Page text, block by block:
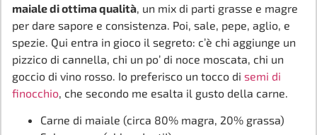
maiale di ottima qualità , un mix di parti grasse e magre
per dare sapore e consistenza. Poi, sale, pepe, aglio, e
spezie. Qui entra in gioco il segreto: c’è chi aggiunge un
pizzico di cannella, chi un po’ di noce moscata, chi un
goccio di vino rosso. Io preferisco un tocco di semi di
finocchio , che secondo me esalta il gusto della carne.
Carne di maiale (circa 80% magra, 20% grassa)